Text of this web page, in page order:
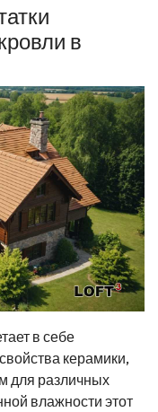
в
в себе
керамики,
для различных
влажности этот